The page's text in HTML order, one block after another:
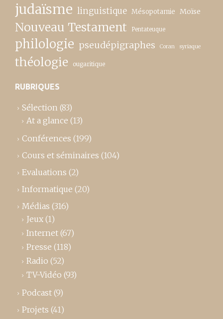
judaïsme linguistique Mésopotamie Moïse
Nouveau Testament Pentateuque
philologie pseudépigraphes Coran syriaque
théologie ougaritique
RUBRIQUES
Sélection (83)
At a glance (13)
Conférences (199)
Cours et séminaires (104)
Evaluations (2)
Informatique (20)
Médias (316)
Jeux (1)
Internet (67)
Presse (118)
Radio (52)
TV-Vidéo (93)
Podcast (9)
Projets (41)